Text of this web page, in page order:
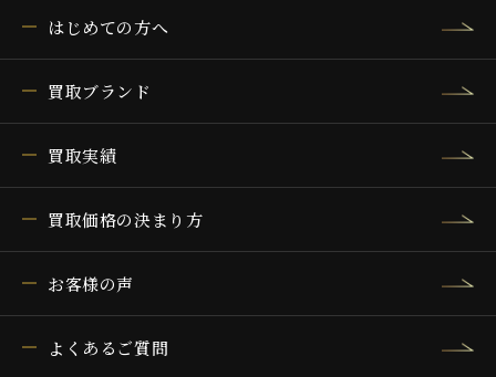
はじめての方へ
買取ブランド
買取実績
買取価格の決まり方
お客様の声
よくあるご質問